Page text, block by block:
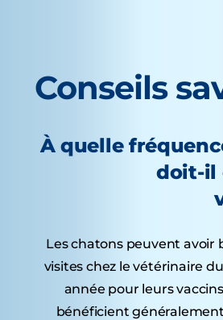
Conseils
À quelle
doit-il
Les chatons peuvent avoir
visites chez le vétérinaire
année pour leurs
bénéficient